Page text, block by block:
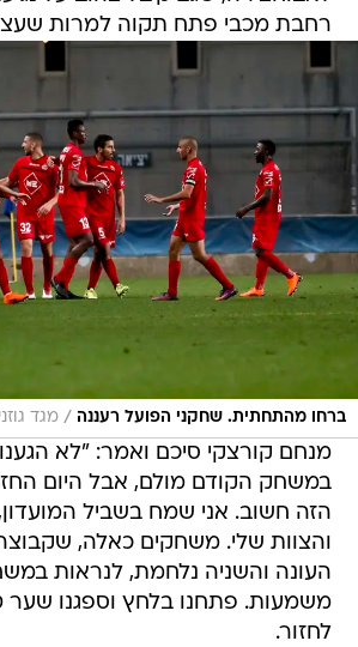
רחבת מכבי פתח תקוה למרות
ברחו מהתחתית. שחקני הפועל רעננה / מגד גוזני
מנחם קורצקי סיכם ואמר: "לא
במשחק הקודם מולם, אבל היום
הזה חשוב. אני שמח בשביל
והצוות שלי. משחקים כאלה,
העונה והשניה נלחמת, לנראות
משמעות. פתחנו בלחץ וספגנו שער
לחזור.